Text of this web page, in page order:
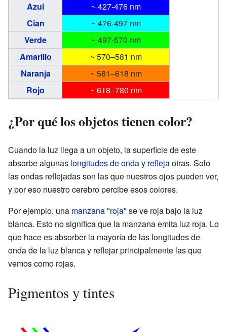
Azul
~ 427-476 nm
Cian
~ 476-497 nm
Verde
~ 497-570 nm
Amarillo
~ 570–581 nm
Naranja
~ 581–618 nm
Rojo
~ 618–780 nm
¿Por qué los objetos tienen color?
Cuando la luz llega a un objeto, la superficie de este
absorbe algunas longitudes de onday reflejaotras. Solo
las ondas reflejadas son las que nuestros ojos pueden ver,
y por eso nuestro cerebro percibe esos colores.
Por ejemplo, una manzana"roja" se ve roja bajo la luz
blanca. Esto no significa que la manzana emita luz roja. Lo
que hace es absorber la mayoría de las longitudes de
onda de la luz blanca y reflejar principalmente las que
vemos como rojas.
Pigmentos y tintes